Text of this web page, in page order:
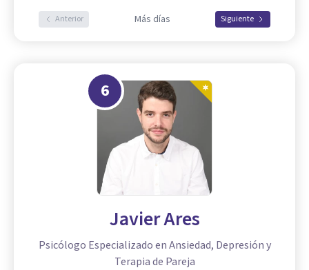
Anterior Más días Siguiente
6
Javier Ares
Psicólogo Especializado en Ansiedad, Depresión y
Terapia de Pareja